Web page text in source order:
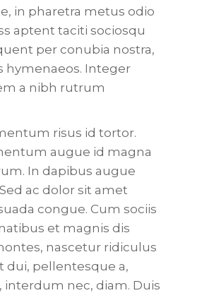
in pharetra metus odio
aptent taciti sociosqu
per conubia nostra,
hymenaeos. Integer
a nibh rutrum
risus id tortor.
augue id magna
In dapibus augue
ac dolor sit amet
congue. Cum sociis
et magnis dis
nascetur ridiculus
dui, pellentesque a,
interdum nec, diam. Duis